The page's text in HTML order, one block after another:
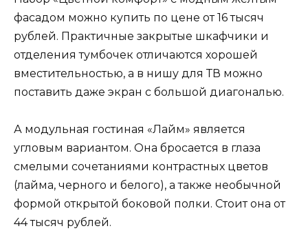
фасадом можно купить по цене от 16 тысяч
рублей. Практичные закрытые шкафчики и
отделения тумбочек отличаются хорошей
вместительностью, а в нишу для ТВ можно
поставить даже экран с большой диагональю.
А модульная гостиная «Лайм» является
угловым вариантом. Она бросается в глаза
смелыми сочетаниями контрастных цветов
(лайма, черного и белого), а также необычной
формой открытой боковой полки. Стоит она от
44 тысяч рублей.